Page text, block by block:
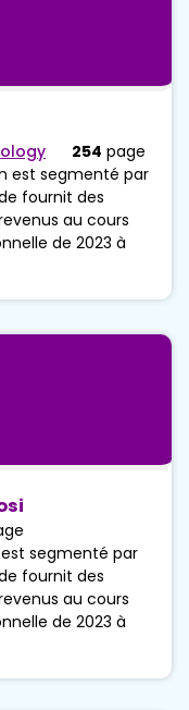
254 page
est segmenté par
fournit des
au cours
de 2023 à
segmenté par
fournit des
au cours
de 2023 à